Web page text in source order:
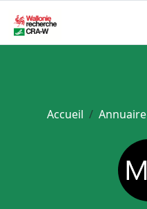
Accueil Annuaire